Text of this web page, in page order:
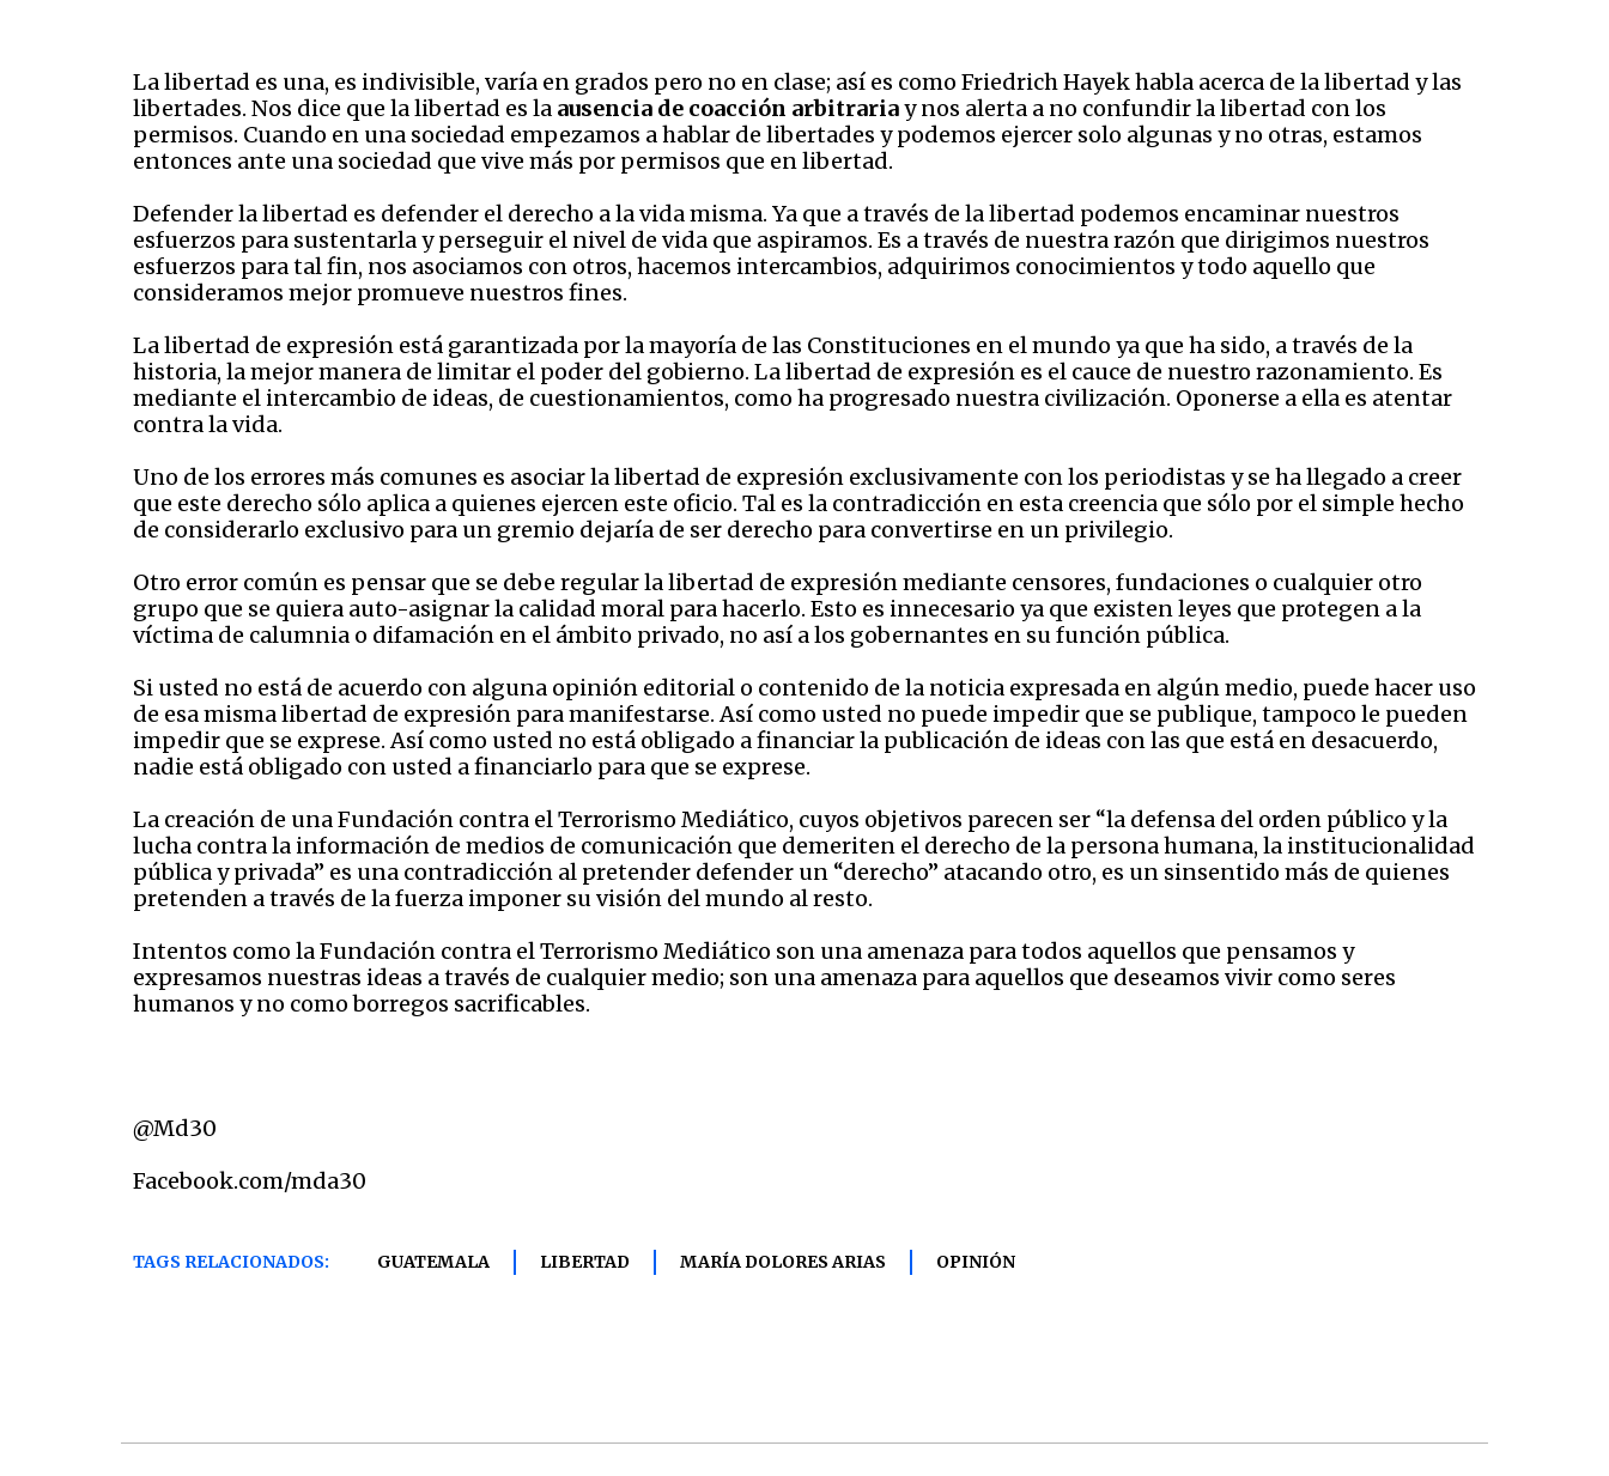
La libertad es una, es indivisible, varía en grados pero no en clase; así es como Friedrich Hayek habla acerca de la libertad y las
libertades. Nos dice que la libertad es la ausencia de coacción arbitrariay nos alerta a no confundir la libertad con los
permisos. Cuando en una sociedad empezamos a hablar de libertades y podemos ejercer solo algunas y no otras, estamos
entonces ante una sociedad que vive más por permisos que en libertad.
Defender la libertad es defender el derecho a la vida misma. Ya que a través de la libertad podemos encaminar nuestros
esfuerzos para sustentarla y perseguir el nivel de vida que aspiramos. Es a través de nuestra razón que dirigimos nuestros
esfuerzos para tal fin, nos asociamos con otros, hacemos intercambios, adquirimos conocimientos y todo aquello que
consideramos mejor promueve nuestros fines.
La libertad de expresión está garantizada por la mayoría de las Constituciones en el mundo ya que ha sido, a través de la
historia, la mejor manera de limitar el poder del gobierno. La libertad de expresión es el cauce de nuestro razonamiento. Es
mediante el intercambio de ideas, de cuestionamientos, como ha progresado nuestra civilización. Oponerse a ella es atentar
contra la vida.
Uno de los errores más comunes es asociar la libertad de expresión exclusivamente con los periodistas y se ha llegado a creer
que este derecho sólo aplica a quienes ejercen este oficio. Tal es la contradicción en esta creencia que sólo por el simple hecho
de considerarlo exclusivo para un gremio dejaría de ser derecho para convertirse en un privilegio.
Otro error común es pensar que se debe regular la libertad de expresión mediante censores, fundaciones o cualquier otro
grupo que se quiera auto-asignar la calidad moral para hacerlo. Esto es innecesario ya que existen leyes que protegen a la
víctima de calumnia o difamación en el ámbito privado, no así a los gobernantes en su función pública.
Si usted no está de acuerdo con alguna opinión editorial o contenido de la noticia expresada en algún medio, puede hacer uso
de esa misma libertad de expresión para manifestarse. Así como usted no puede impedir que se publique, tampoco le pueden
impedir que se exprese. Así como usted no está obligado a financiar la publicación de ideas con las que está en desacuerdo,
nadie está obligado con usted a financiarlo para que se exprese.
La creación de una Fundación contra el Terrorismo Mediático, cuyos objetivos parecen ser “la defensa del orden público y la
lucha contra la información de medios de comunicación que demeriten el derecho de la persona humana, la institucionalidad
pública y privada” es una contradicción al pretender defender un “derecho” atacando otro, es un sinsentido más de quienes
pretenden a través de la fuerza imponer su visión del mundo al resto.
Intentos como la Fundación contra el Terrorismo Mediático son una amenaza para todos aquellos que pensamos y
expresamos nuestras ideas a través de cualquier medio; son una amenaza para aquellos que deseamos vivir como seres
humanos y no como borregos sacrificables.
@Md30
Facebook.com/mda30
TAGS RELACIONADOS: GUATEMALA LIBERTAD MARÍA DOLORES ARIAS OPINIÓN